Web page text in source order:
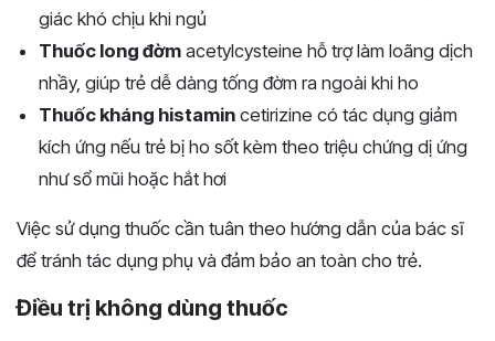
giác khó chịu khi ngủ
Thuốc long đờm acetylcysteine hỗ trợ làm loãng dịch
nhầy, giúp trẻ dễ dàng tống đờm ra ngoài khi ho
Thuốc kháng histamin cetirizine có tác dụng giảm
kích ứng nếu trẻ bị ho sốt kèm theo triệu chứng dị ứng
như sổ mũi hoặc hắt hơi
Việc sử dụng thuốc cần tuân theo hướng dẫn của bác sĩ
để tránh tác dụng phụ và đảm bảo an toàn cho trẻ.
Điều trị không dùng thuốc